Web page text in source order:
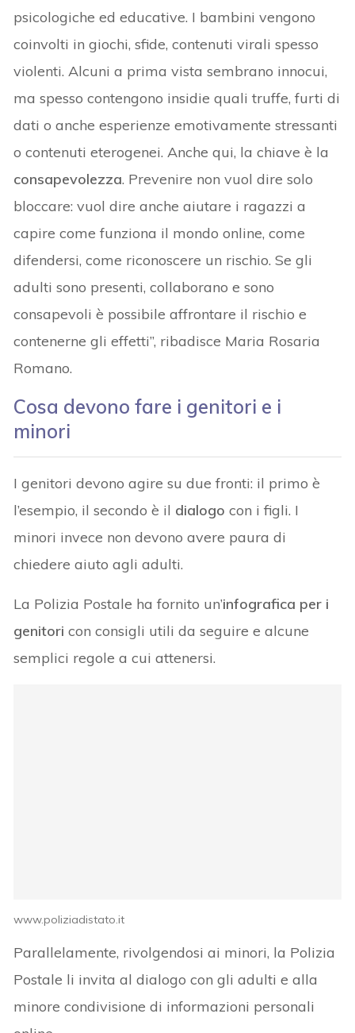
psicologiche ed educative. I bambini vengono
coinvolti in giochi, sfide, contenuti virali spesso
violenti. Alcuni a prima vista sembrano innocui,
ma spesso contengono insidie quali truffe, furti di
dati o anche esperienze emotivamente stressanti
o contenuti eterogenei. Anche qui, la chiave è la
consapevolezza. Prevenire non vuol dire solo
bloccare: vuol dire anche aiutare i ragazzi a
capire come funziona il mondo online, come
difendersi, come riconoscere un rischio. Se gli
adulti sono presenti, collaborano e sono
consapevoli è possibile affrontare il rischio e
contenerne gli effetti”, ribadisce Maria Rosaria
Romano.
Cosa devono fare i genitori e i
minori
I genitori devono agire su due fronti: il primo è
l’esempio, il secondo è il dialogo con i figli. I
minori invece non devono avere paura di
chiedere aiuto agli adulti.
La Polizia Postale ha fornito un’infografica per i
genitoricon consigli utili da seguire e alcune
semplici regole a cui attenersi.
www.poliziadistato.it
Parallelamente, rivolgendosi ai minori, la Polizia
Postale li invita al dialogo con gli adulti e alla
minore condivisione di informazioni personali